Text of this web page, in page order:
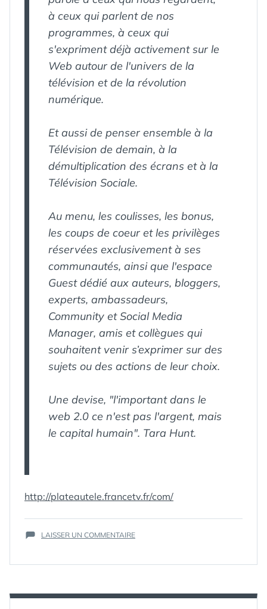
à ceux qui parlent de nos
programmes, à ceux qui
s'expriment déjà activement sur le
Web autour de l'univers de la
télévision et de la révolution
numérique.
Et aussi de penser ensemble à la
Télévision de demain, à la
démultiplication des écrans et à la
Télévision Sociale.
Au menu, les coulisses, les bonus,
les coups de coeur et les privilèges
réservées exclusivement à ses
communautés, ainsi que l'espace
Guest dédié aux auteurs, bloggers,
experts, ambassadeurs,
Community et Social Media
Manager, amis et collègues qui
souhaitent venir s’exprimer sur des
sujets ou des actions de leur choix.
Une devise, "l'important dans le
web 2.0 ce n'est pas l'argent, mais
le capital humain". Tara Hunt.
http://plateautele.francetv.fr/com/
ÉTIQUETTES :
BLOG,COMM,
MARKETING ,
LAISSER UN COMMENTAIRESUR
: